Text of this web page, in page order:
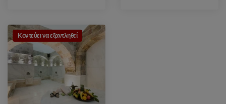
Κοντεύει να εξαντληθεί